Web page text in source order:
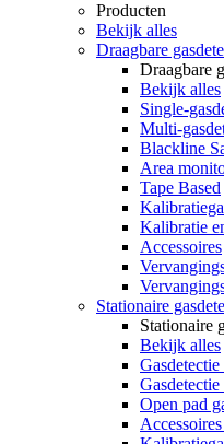
Producten
Bekijk alles
Draagbare
Draagbare
Bekijk alles
Single-
Multi-
Blackline
Area
Tape Based
Kalibratie
Accessoires
Stationaire
Stationaire
Bekijk alles
Open pad